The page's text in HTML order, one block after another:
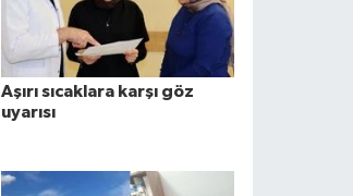
Aşırı sıcaklara karşı göz
uyarısı